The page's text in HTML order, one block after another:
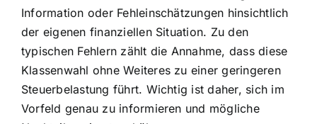
Information oder Fehleinschätzungen hinsichtlich
der eigenen finanziellen Situation. Zu den
typischen Fehlern zählt die Annahme, dass diese
Klassenwahl ohne Weiteres zu einer geringeren
Steuerbelastung führt. Wichtig ist daher, sich im
Vorfeld genau zu informieren und mögliche